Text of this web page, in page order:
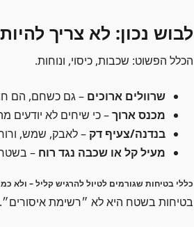
לבוש נכון: לא צריך
הכלל הפשוט: שכבות, כיסוי, ונוחות.
שרוולים ארוכים – גם כשחם, הם
מכנס ארוך– כי שיחים לא יודעים
בנדנה/צעיף דק – לאבק, שמש,
מעיל קל או שכבה נגד רוח – בשטח
כללי בטיחות שגורמים לטיול להרגיש קליל – ולא
בטיחות בשטח היא לא ״רשימת איסורים״.